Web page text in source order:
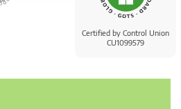
Certified by Control Union
CU1099579